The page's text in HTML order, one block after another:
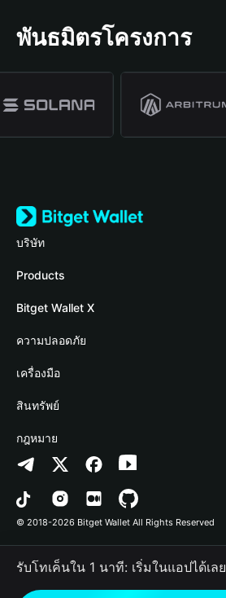
พันธมิตรโครงการ
บริษัท
เกี่ยวกับ Bitget Wallet
Blog
Academy
ข่าวสารด้านคริปโต
ศูนย์ช่วยเหลือ
ติดต่อเรา
ทรัพยากรข้อมูลของแบรนด์
อาชีพ
Products
Crypto Card
Stablecoin Earn
Payfi Crypto
Crypto Swap API
Altcoin Season Index
Prediction Markets
DApp
RWA
Bitget Wallet X
นักพัฒนา
เชื่อมต่อ Wallet
Bitget Wallet Pay
ลิสต์โปรเจกต์
ความปลอดภัย
Protection Fund
เทคโนโลยีความปลอดภัย
เครื่องมือ
ซื้อคริปโต
การตรวจจับการอนุญาต
การตรวจจับสัญญา
การโอนเป็นชุด
สินทรัพย์
Arbitrum
Avalanche
Bitcoin
Polygon
กฎหมาย
นโยบายความเป็นส่วนตัว
ข้อตกลงในการใช้บริการ
© 2018-2026 Bitget Wallet All Rights Reserved
รับโทเค็นใน 1 นาที: เริ่มในแอปได้เลย